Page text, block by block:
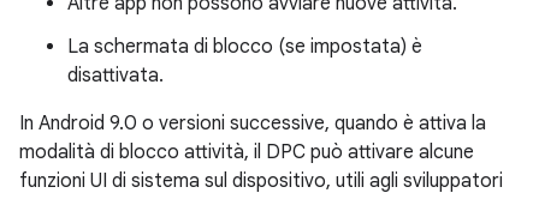
La schermata di blocco (se impostata) è
disattivata.
In Android 9.0 o versioni successive, quando è attiva la
modalità di blocco attività, il DPC può attivare alcune
funzioni UI di sistema sul dispositivo, utili agli sviluppatori